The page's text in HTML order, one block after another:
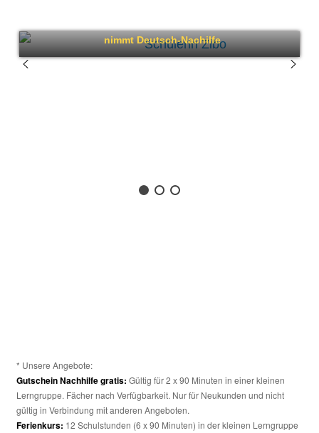
nimmt Deutsch-Nachilfe
* Unsere Angebote:
Gutschein Nachhilfe gratis: Gültig für 2 x 90 Minuten in einer kleinen
Lerngruppe. Fächer nach Verfügbarkeit. Nur für Neukunden und nicht
gültig in Verbindung mit anderen Angeboten.
Ferienkurs: 12 Schulstunden (6 x 90 Minuten) in der kleinen Lerngruppe